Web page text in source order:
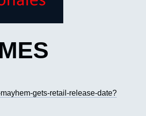
gets-retail-release-date?